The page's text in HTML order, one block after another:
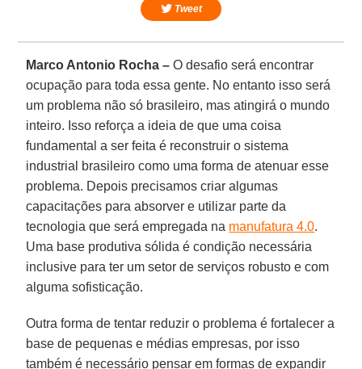
Tweet
Marco Antonio Rocha – O desafio será encontrar
ocupação para toda essa gente. No entanto isso será
um problema não só brasileiro, mas atingirá o mundo
inteiro. Isso reforça a ideia de que uma coisa
fundamental a ser feita é reconstruir o sistema
industrial brasileiro como uma forma de atenuar esse
problema. Depois precisamos criar algumas
capacitações para absorver e utilizar parte da
tecnologia que será empregada na manufatura 4.0.
Uma base produtiva sólida é condição necessária
inclusive para ter um setor de serviços robusto e com
alguma sofisticação.
Outra forma de tentar reduzir o problema é fortalecer a
base de pequenas e médias empresas, por isso
também é necessário pensar em formas de expandir